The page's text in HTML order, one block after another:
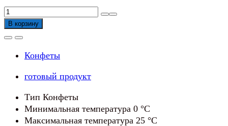
Количество
товара
Конфеты
Lindor
молочного
шоколада
Premium
В корзину
Конфеты
готовый продукт
Тип Конфеты
Минимальная температура 0 °С
Максимальная температура 25 °С